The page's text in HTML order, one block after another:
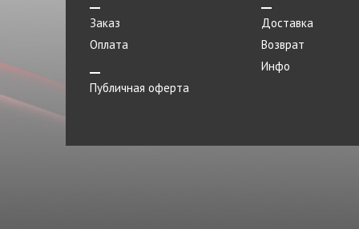
Форсунка
Хомут
Заказ
Оплата
Доставка
Возврат
Инфо
Публичная оферта